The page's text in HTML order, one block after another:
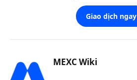
Giao dịch ngay
MEXC Wiki